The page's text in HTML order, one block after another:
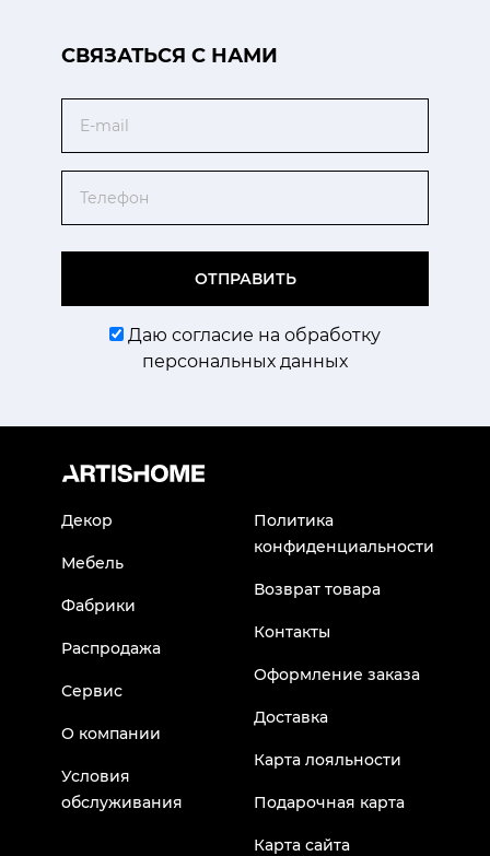
CВЯЗАТЬСЯ С НАМИ
ОТПРАВИТЬ
Даю согласие на обработку
персональных данных
Декор
Мебель
Фабрики
Распродажа
Сервис
О компании
Условия
обслуживания
Политика
конфиденциальности
Возврат товара
Контакты
Оформление заказа
Доставка
Карта лояльности
Подарочная карта
Карта сайта